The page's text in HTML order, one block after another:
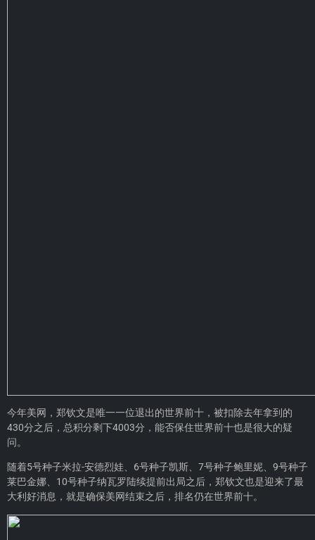
今年美网，郑钦文是唯一一位退出的世界前十，被扣除去年拿到的
430分之后，总积分剩下4003分，能否保住世界前十也是很大的疑
问。
随着5号种子米拉-安德烈娃、6号种子凯斯、7号种子鲍里妮、9号种子
莱巴金娜、10号种子纳瓦罗陆续提前出局之后，郑钦文也是迎来了最
大利好消息，就是确保美网结束之后，排名仍在世界前十。